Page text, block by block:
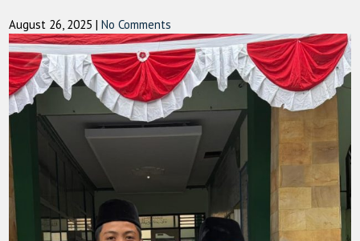
August 26, 2025 |No Comments